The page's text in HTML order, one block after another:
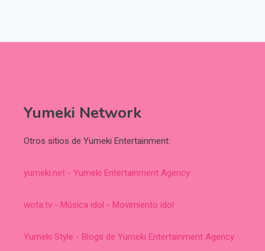
Yumeki Network
Otros sitios de Yumeki Entertainment:
yumeki.net - Yumeki Entertainment Agency
wota.tv - Música idol - Movimiento idol
Yumeki Style - Blogs de Yumeki Entertainment Agency